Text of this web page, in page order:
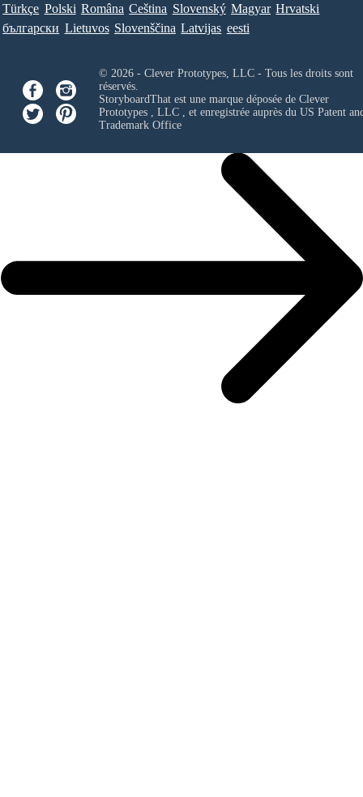
Türkçe Polski Româna Ceština Slovenský Magyar Hrvatski
български Lietuvos Slovenščina Latvijas eesti
© 2026 - Clever Prototypes, LLC - Tous les droits sont
réservés.
StoryboardThat est une marque déposée de Clever
Prototypes , LLC, et enregistrée auprès du US Patent
Trademark Office